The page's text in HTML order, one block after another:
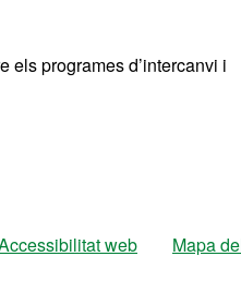
els programes d’intercanvi i
web Mapa